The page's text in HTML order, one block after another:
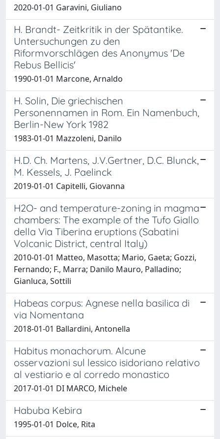
2020-01-01 Garavini, Giuliano
H. Brandt- Zeitkritik in der Spätantike.
Untersuchungen zu den
Riformvorschlägen des Anonymus 'De
Rebus Bellicis'
1990-01-01 Marcone, Arnaldo
H. Solin, Die griechischen
Personennamen in Rom. Ein Namenbuch,
Berlin-New York 1982
1983-01-01 Mazzoleni, Danilo
H.D. Ch. Martens, J.V.Gertner, D.C. Blunck,
M. Kessels, J. Paelinck
2019-01-01 Capitelli, Giovanna
H2O- and temperature-zoning in magma
chambers: The example of the Tufo Giallo
della Via Tiberina eruptions (Sabatini
Volcanic District, central Italy)
2010-01-01 Matteo, Masotta; Mario, Gaeta; Gozzi,
Fernando; F., Marra; Danilo Mauro, Palladino;
Gianluca, Sottili
Habeas corpus: Agnese nella basilica di
via Nomentana
2018-01-01 Ballardini, Antonella
Habitus monachorum. Alcune
osservazioni sul lessico isidoriano relativo
al vestiario e al corredo monastico
2017-01-01 DI MARCO, Michele
Habuba Kebira
1995-01-01 Dolce, Rita